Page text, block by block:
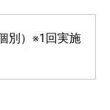
別）※1回実施